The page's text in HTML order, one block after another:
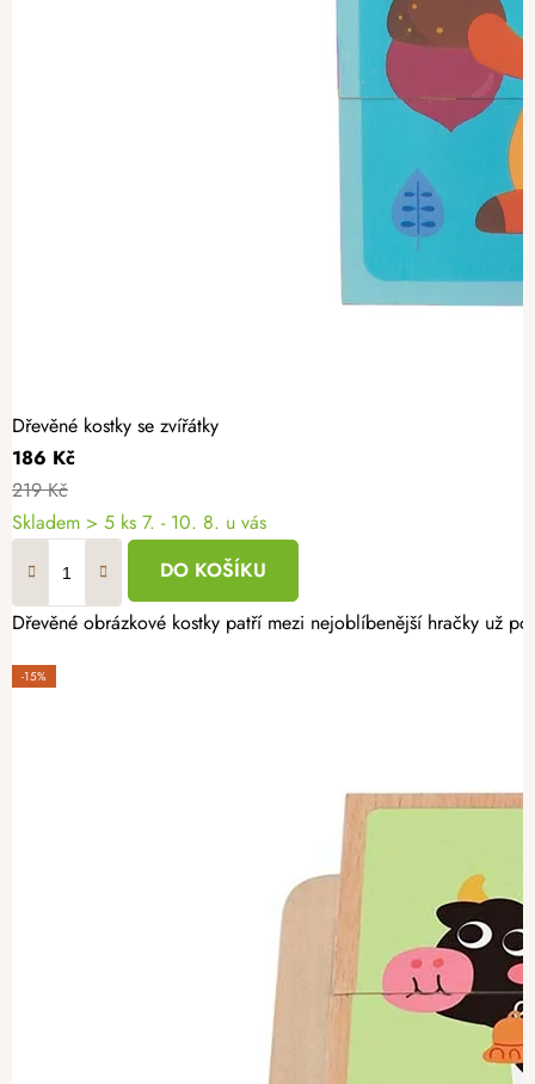
Dřevěné kostky se zvířátky
186 Kč
219 Kč
Skladem > 5 ks 7. - 10. 8. u vás
DO KOŠÍKU
Dřevěné obrázkové kostky patří mezi nejoblíbenější hračky už
-15%